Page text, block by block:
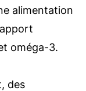
alimentation
oméga-3.
des